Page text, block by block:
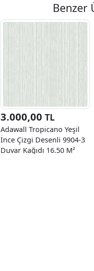
Benzer
3.000,00 TL
Adawall Tropicano Yeşil
İnce Çizgi Desenli 9904-3
Duvar Kağıdı 16.50 M²